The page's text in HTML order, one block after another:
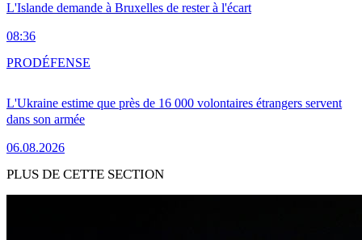
L'Islande demande à Bruxelles de rester à l'écart
08:36
L'Ukraine estime que près de 16 000 volontaires étrangers servent
dans son armée
06.08.2026
PRODÉFENSE
PLUS DE CETTE SECTION